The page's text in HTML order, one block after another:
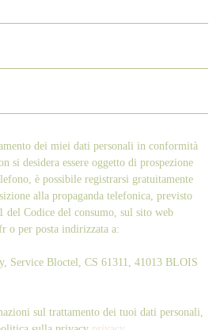
dei miei dati personali in conformità
si desidera essere oggetto di prospezione
è possibile registrarsi gratuitamente
alla propaganda telefonica, previsto
Codice del consumo, sul sito web
o per posta indirizzata a:
Service Bloctel, CS 61311, 41013 BLOIS
sul trattamento dei tuoi dati personali,